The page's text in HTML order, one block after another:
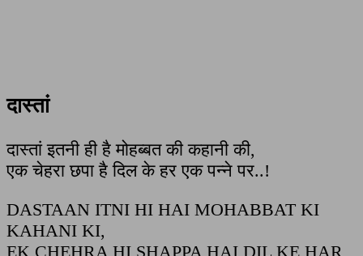
दास्तां
दास्तां इतनी ही है मोहब्बत की कहानी की,
एक चेहरा छपा है दिल के हर एक पन्ने पर..!
DASTAAN ITNI HI HAI MOHABBAT KI
KAHANI KI,
EK CHEHRA HI SHAPPA HAI DIL KE HAR